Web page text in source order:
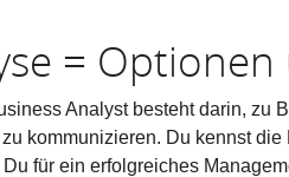
=
Analyst besteht darin, zu
kommunizieren. Du kennst
für ein erfolgreiches